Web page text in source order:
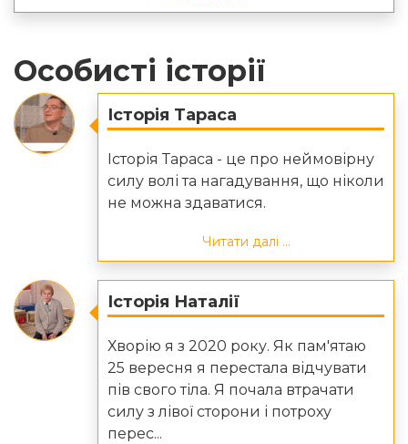
Особисті історії
Історія Тараса
Історія Тараса - це про неймовірну
силу волі та нагадування, що ніколи
не можна здаватися.
Читати далі ...
Історія Наталії
Хворію я з 2020 року. Як пам'ятаю
25 вересня я перестала відчувати
пів свого тіла. Я почала втрачати
силу з лівої сторони і потроху
перес...